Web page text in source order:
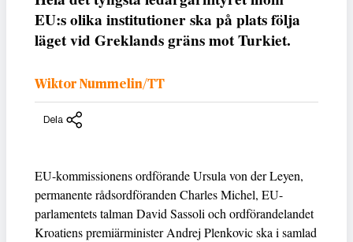
EU:s olika institutioner ska på plats följa
läget vid Greklands gräns mot Turkiet.
Wiktor Nummelin/TT
Dela
EU-kommissionens ordförande Ursula von der Leyen,
permanente rådsordföranden Charles Michel, EU-
parlamentets talman David Sassoli och ordförandelandet
Kroatiens premiärminister Andrej Plenkovic ska i samlad